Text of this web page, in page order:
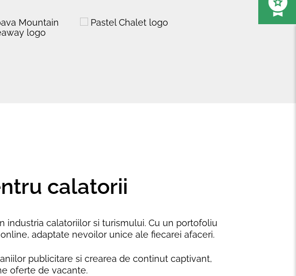
calatorii
calatoriilor si turismului. Cu un portofoliu
adaptate nevoilor unice ale fiecarei afaceri.
publicitare si crearea de continut captivant,
oferte de vacante.